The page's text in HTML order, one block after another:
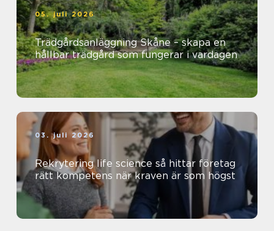
05. juli 2026
Trädgårdsanläggning Skåne – skapa en
hållbar trädgård som fungerar i vardagen
03. juli 2026
Rekrytering life science så hittar företag
rätt kompetens när kraven är som högst